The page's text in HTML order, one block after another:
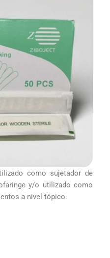
como sujetador de
y/o utilizado como
a nivel tópico.